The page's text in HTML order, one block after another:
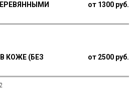
от 1300 руб.
КОЖЕ (БЕЗ
от 2500 руб.